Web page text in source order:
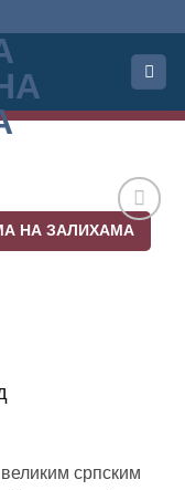
Додај
НА ЗАЛИХАМА
Тренутна
1,032.00 рсд.
српским